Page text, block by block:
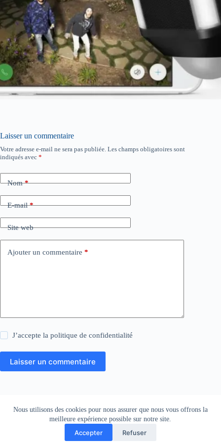
Nous utilisons des cookies pour nous assurer que nous vous offrons la
meilleure expérience possible sur notre site.
Accepter Refuser
Laisser un commentaire
Votre adresse e-mail ne sera pas publiée. Les champs obligatoires sont
indiqués avec *
Nom*
E-mail*
Site web
Ajouter un commentaire *
J’accepte lapolitique de confidentialité
Laisser un commentaire
Mentions légales